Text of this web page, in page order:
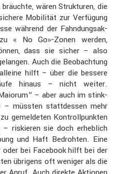
wären Struk­turen, die
Mobilität zur Verfü­gung
während der Fahndungs­ak­
« No Go»-Zonen werden,
dass sie sicher – also
Auch die Beobach­tung
hilft – über die bessere
hinaus – nicht weiter.
– aber auch im stink­
– müssten statt­dessen mehr
gemel­deten Kontroll­punkten
riskieren sie doch erheb­lich
und Haft Bedrohten. Eine
bei Facebook hilft bei der
übrigens oft weniger als die